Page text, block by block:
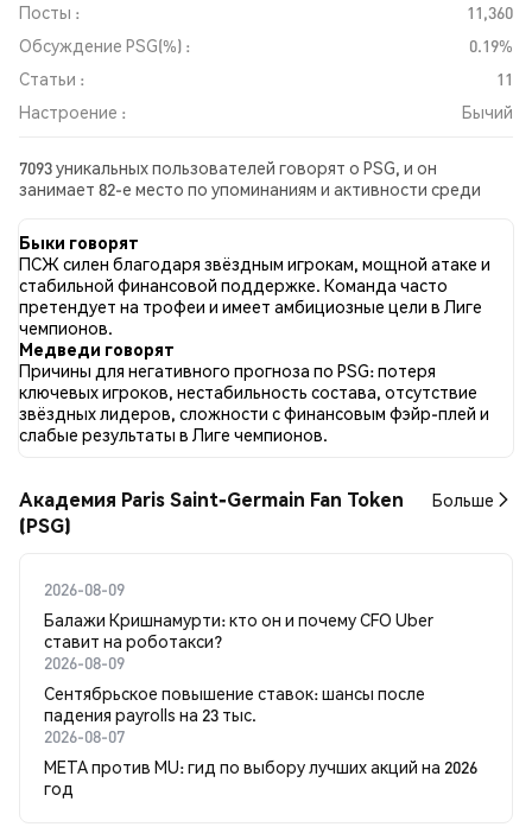
Посты :
11,360
Обсуждение PSG(%) :
0.19%
Статьи :
11
Настроение :
Бычий
7093 уникальных пользователей говорят о PSG, и он
занимает 82-е место по упоминаниям и активности среди
отношении PSG во всех социальных сетях было Бычий. Всего
было опубликовано 11 новостных статей о PSG. В Twitter
38.92% твитов имели бычий настрой по сравнению с 9.18%
твитов с медвежьим настроем по PSG. 51.90% твитов были
нейтральными по отношению к PSG. Эти данные основаны
на 7359 твитах.
Быки говорят
ПСЖ силен благодаря звёздным игрокам, мощной атаке и
стабильной финансовой поддержке. Команда часто
претендует на трофеи и имеет амбициозные цели в Лиге
чемпионов.
Медведи говорят
Причины для негативного прогноза по PSG: потеря
ключевых игроков, нестабильность состава, отсутствие
звёздных лидеров, сложности с финансовым фэйр-плей и
слабые результаты в Лиге чемпионов.
Академия Paris Saint-Germain Fan Token
(PSG)
Больше
2026-08-09
Балажи Кришнамурти: кто он и почему CFO Uber
ставит на роботакси?
2026-08-09
Сентябрьское повышение ставок: шансы после
падения payrolls на 23 тыс.
2026-08-07
META против MU: гид по выбору лучших акций на 2026
год